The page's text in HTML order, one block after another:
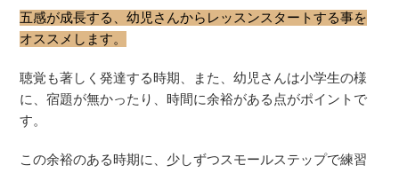
五感が成長する、幼児さんからレッスンスタートする事を
オススメします。
聴覚も著しく発達する時期、また、幼児さんは小学生の様
に、宿題が無かったり、時間に余裕がある点がポイントで
す。
この余裕のある時期に、少しずつスモールステップで練習